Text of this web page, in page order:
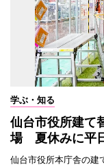
学ぶ・知る
仙台市役所建て
場 夏休みに平
仙台市役所本庁舎の建